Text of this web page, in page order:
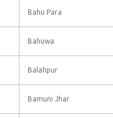
Bahu Para
Bahuwa
Balahpur
Bamuni Jhar